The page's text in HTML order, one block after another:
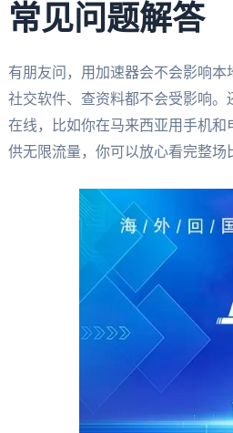
常见问题解答
有朋友问，用加速器会不会影响
社交软件、查资料都不会受影响
在线，比如你在马来西亚用手机
供无限流量，你可以放心看完整场